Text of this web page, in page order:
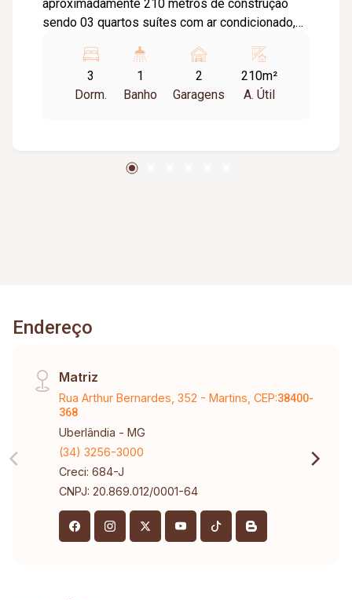
aproximadamente 210 metros de construção
sendo 03 quartos suítes com ar condicionado,
condicionado, cozinha planejada com cooktop/
forno e micro-ondas integrada a espaço
gourmet, lavanderia coberta, piscina aquecida
3
Dorm.
1
Banho
2
Garagens
210m²
A. Útil
Endereço
Matriz
Rua Arthur Bernardes, 352 - Martins, CEP:38400-
368
Uberlândia - MG
(34) 3256-3000
Creci: 684-J
CNPJ: 20.869.012/0001-64